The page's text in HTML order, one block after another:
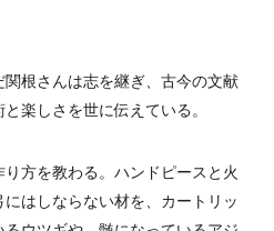
根さんは志を継ぎ、古今の文献
楽しさを世に伝えている。
方を教わる。ハンドピースと火
はしならない材を、カートリッ